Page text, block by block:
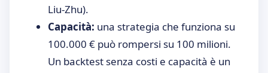
Liu-Zhu).
Capacità: una strategia che funziona su
100.000 € può rompersi su 100 milioni.
Un backtest senza costi e capacità è un